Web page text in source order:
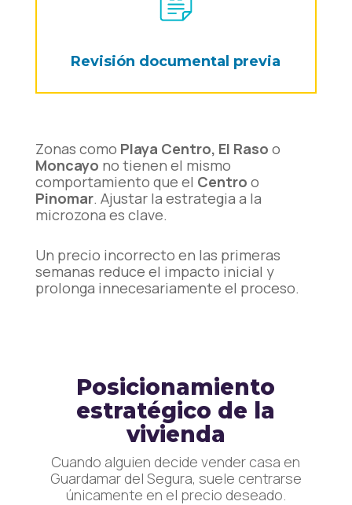
Revisión documental previa
Zonas como Playa Centro, El Raso o
Moncayo no tienen el mismo
comportamiento que el Centro o
Pinomar. Ajustar la estrategia a la
microzona es clave.
Un precio incorrecto en las primeras
semanas reduce el impacto inicial y
prolonga innecesariamente el proceso.
Posicionamiento
estratégico de la
vivienda
Cuando alguien decide vender casa en
Guardamar del Segura, suele centrarse
únicamente en el precio deseado.